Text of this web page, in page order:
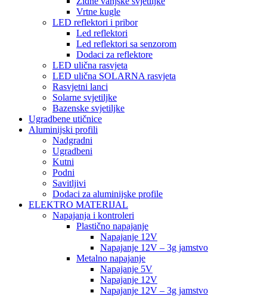
Vrtne kugle
LED reflektori i pribor
Led reflektori
Led reflektori sa senzorom
Dodaci za reflektore
LED ulična rasvjeta
LED ulična SOLARNA rasvjeta
Rasvjetni lanci
Solarne svjetiljke
Bazenske svjetiljke
Ugradbene utičnice
Aluminijski profili
Nadgradni
Ugradbeni
Kutni
Podni
Savitljivi
Dodaci za aluminijske profile
ELEKTRO MATERIJAL
Napajanja i kontroleri
Plastično napajanje
Napajanje 12V
Napajanje 12V – 3g jamstvo
Metalno napajanje
Napajanje 5V
Napajanje 12V
Napajanje 12V – 3g jamstvo